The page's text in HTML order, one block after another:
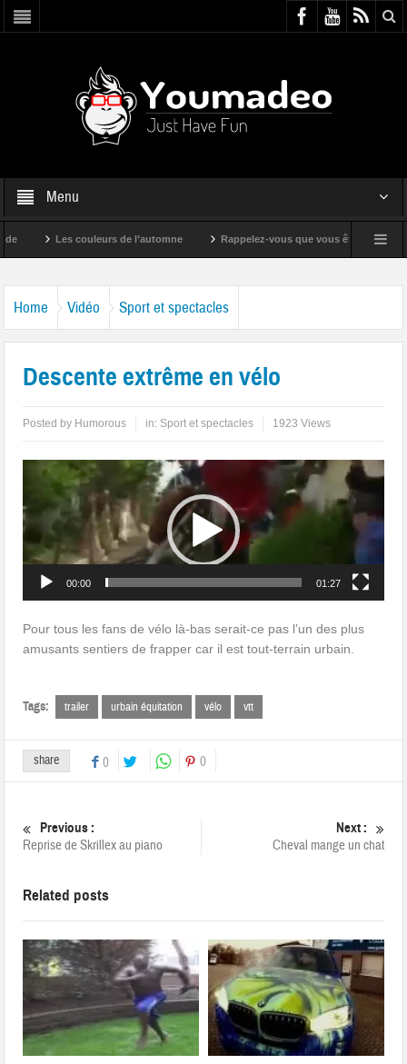
Menu
Les couleurs de l’automne Rappelez-vous que vous êtes super !
Home Vidéo Sport et spectacles
Descente extrême en vélo
Posted by Humorous in: Sport et spectacles 1923 Views
Lecteur
00:00 01:27
Pour tous les fans de vélo là-bas serait-ce pas l’un des plus
amusants sentiers de frapper car il est tout-terrain urbain.
Tags: trailer urbain équitation vélo vtt
share 0 0
Previous :
Reprise de Skrillex au piano
Next :
Cheval mange un chat
Related posts